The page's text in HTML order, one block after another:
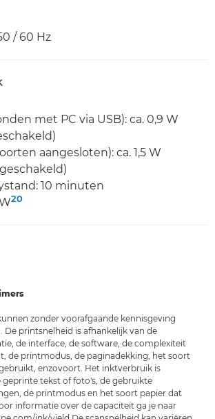
/ 60 Hz
met PC via USB): ca. 0,9 W
aangesloten): ca. 1,5 W
10 minuten
20
zonder voorafgaande kennisgeving
De printsnelheid is afhankelijk van de
de interface, de software, de complexiteit
de printmodus, de paginadekking, het soort
enzovoort. Het inktverbruik is
geprinte tekst of foto's, de gebruikte
de printmodus en het soort papier dat
informatie over de capaciteit ga je naar